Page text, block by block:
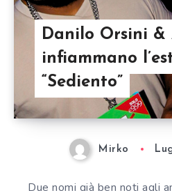
Danilo Orsini &
infiammano
“Sediento”
Mirko
Due nomi già ben noti agli